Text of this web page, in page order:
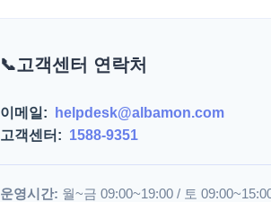
고객센터 연락처
이메일:
helpdesk@albamon.com
고객센터: 1588-9351
운영시간: 월~금 09:00~19:00 / 토